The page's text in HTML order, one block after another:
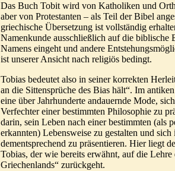
Das Buch Tobit wird von Katholiken und
aber von Protestanten – als Teil der Bibel
griechische Übersetzung ist vollständig
Namenkunde ausschließlich auf die biblische
Namens eingeht und andere
ist unserer Ansicht nach religiös bedingt.
Tobias bedeutet also in seiner korrekten
an die Sittensprüche des Bias hält“. Im
eine über Jahrhunderte andauernde Mode,
Verfechter einer bestimmten Philosophie zu
darin, sein Leben nach einer bestimmten (als
erkannten) Lebensweise zu gestalten und
dementsprechend zu präsentieren. Hier liegt
Tobias, der wie bereits erwähnt, auf die Lehre
Griechenlands“ zurückgeht.